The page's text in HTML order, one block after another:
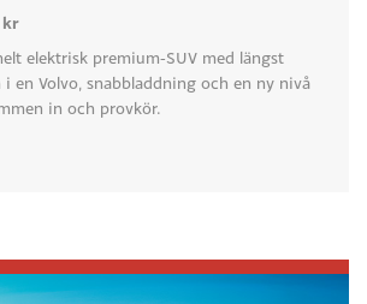
kr
elektrisk premium-SUV med längst
en Volvo, snabbladdning och en ny nivå
in och provkör.